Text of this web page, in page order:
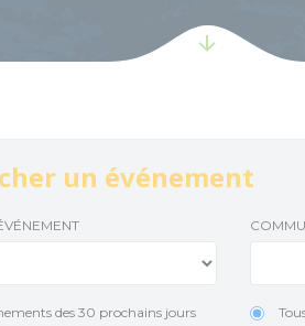
dolmens
Hostel
Centre équestre
Pêche
Boire un verre
un événement
des 30 prochains jours